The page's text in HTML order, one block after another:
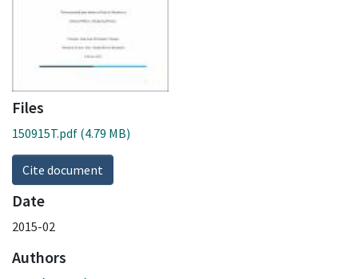
Files
150915T.pdf (4.79 MB)
Cite document
Date
2015-02
Authors